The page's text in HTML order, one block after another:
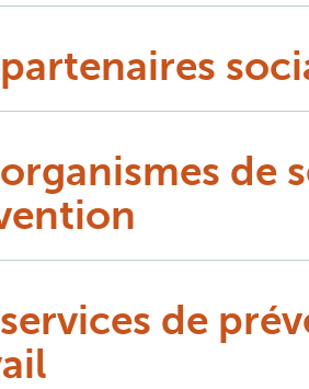
partenaires
organismes de
services de